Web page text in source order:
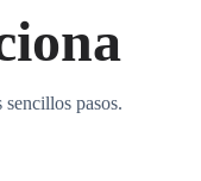
pasos.